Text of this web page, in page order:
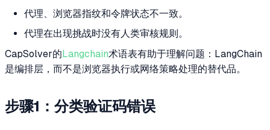
代理、浏览器指纹和令牌状态不一致。
代理在出现挑战时没有人类审核规则。
CapSolver的 Langchain术语表有助于理解问题：LangChain
是编排层，而不是浏览器执行或网络策略处理的替代品。
步骤1：分类验证码错误